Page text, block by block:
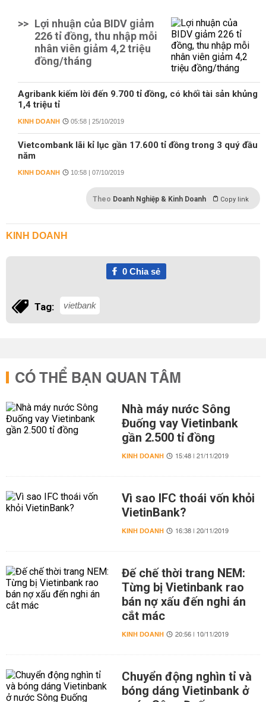
>> Lợi nhuận của BIDV giảm
226 tỉ đồng, thu nhập mỗi
nhân viên giảm 4,2 triệu
đồng/tháng
Agribank kiếm lời đến 9.700 tỉ đồng, có khối tài sản khủng
1,4 triệu tỉ
KINH DOANH 05:58 | 25/10/2019
Vietcombank lãi kỉ lục gần 17.600 tỉ đồng trong 3 quý đầu
năm
KINH DOANH 10:58 | 07/10/2019
Theo Doanh Nghiệp & Kinh Doanh Copy link
KINH DOANH
0Chia sẻ
Tag: vietbank
CÓ THỂ BẠN QUAN TÂM
Nhà máy nước Sông
Đuống vay Vietinbank
gần 2.500 tỉ đồng
KINH DOANH 15:48 | 21/11/2019
Vì sao IFC thoái vốn khỏi
VietinBank?
KINH DOANH 16:38 | 20/11/2019
Đế chế thời trang NEM:
Từng bị Vietinbank rao
bán nợ xấu đến nghi án
cắt mác
KINH DOANH 20:56 | 10/11/2019
Chuyển động nghìn tỉ và
bóng dáng Vietinbank ở